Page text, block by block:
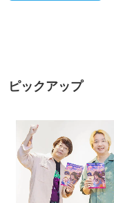
ピックアップ